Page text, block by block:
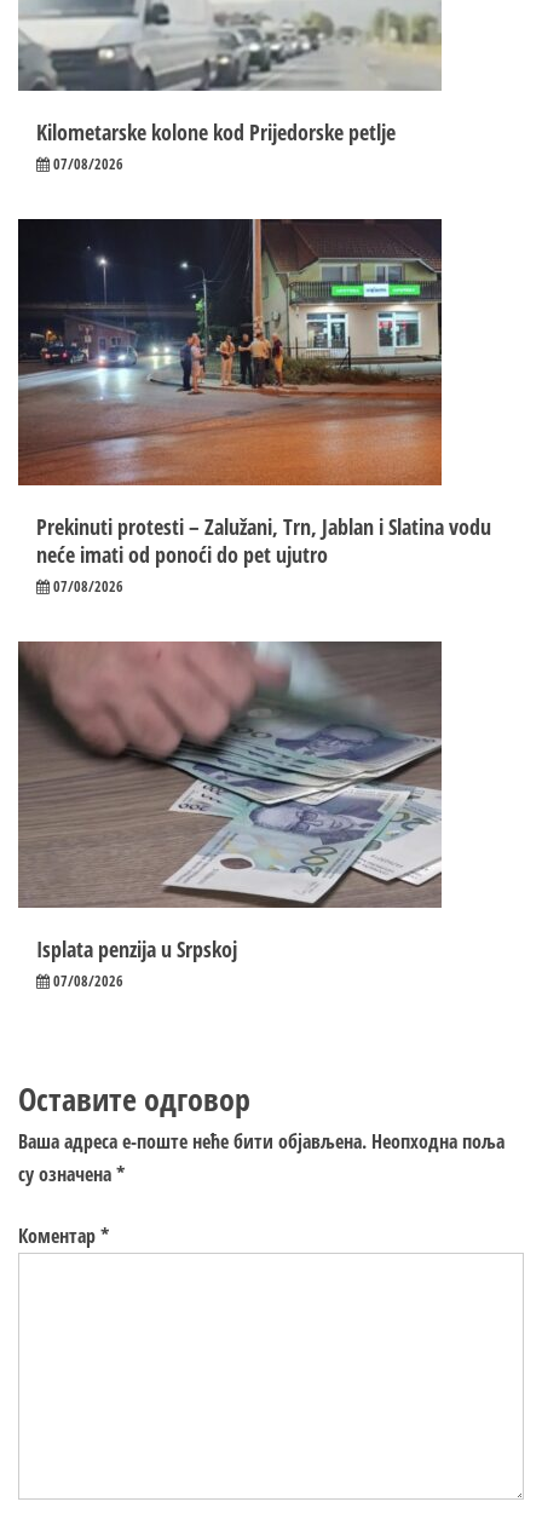
Kilometarske kolone kod Prijedorske petlje
07/08/2026
Prekinuti protesti – Zalužani, Trn, Jablan i Slatina vodu
neće imati od ponoći do pet ujutro
07/08/2026
Isplata penzija u Srpskoj
07/08/2026
Оставите одговор
Ваша адреса е-поште неће бити објављена. Неопходна поља
су означена*
Коментар*